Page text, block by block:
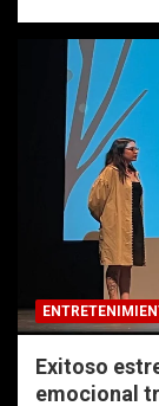
Exitoso
emocional